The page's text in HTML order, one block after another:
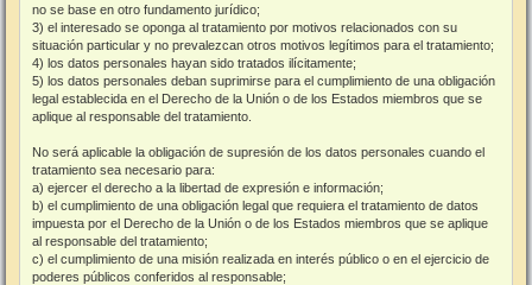
no se base en otro fundamento jurídico;
3) el interesado se oponga al tratamiento por motivos relacionados con su
situación particular y no prevalezcan otros motivos legítimos para el tratamiento;
4) los datos personales hayan sido tratados ilícitamente;
5) los datos personales deban suprimirse para el cumplimiento de una obligación
legal establecida en el Derecho de la Unión o de los Estados miembros que se
aplique al responsable del tratamiento.
No será aplicable la obligación de supresión de los datos personales cuando el
tratamiento sea necesario para:
a) ejercer el derecho a la libertad de expresión e información;
b) el cumplimiento de una obligación legal que requiera el tratamiento de datos
impuesta por el Derecho de la Unión o de los Estados miembros que se aplique
al responsable del tratamiento;
c) el cumplimiento de una misión realizada en interés público o en el ejercicio de
poderes públicos conferidos al responsable;